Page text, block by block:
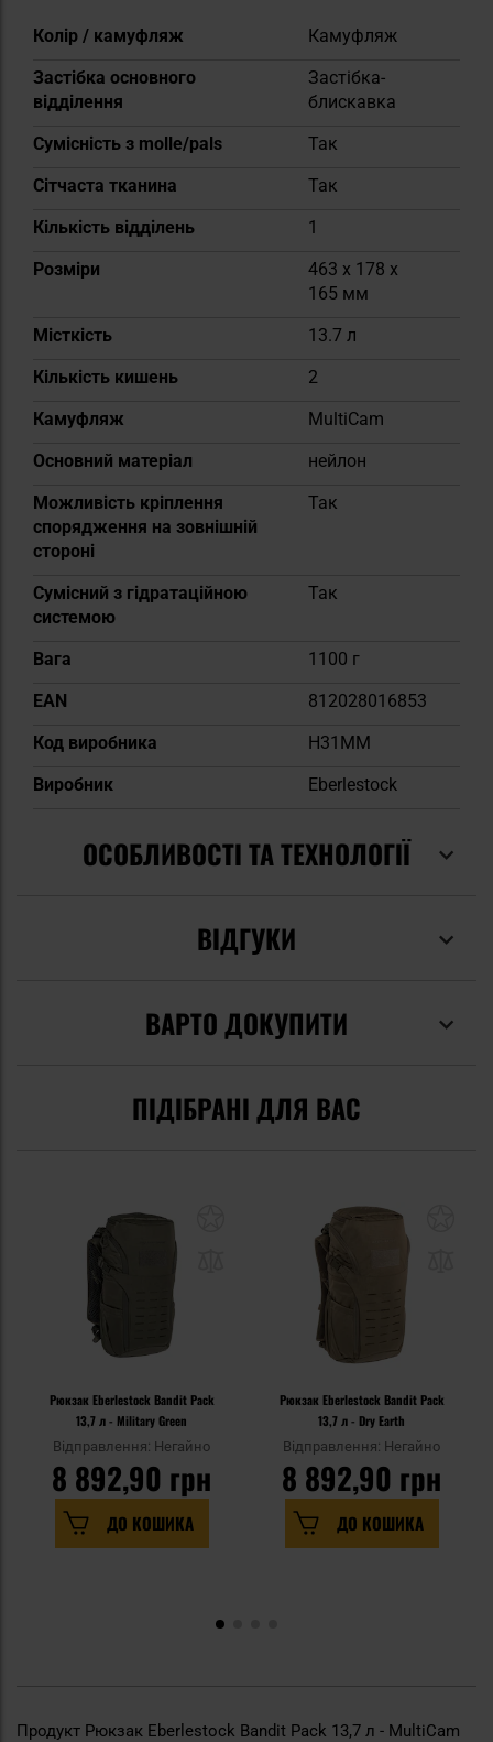
Докладніше
Колір / камуфляж
Камуфляж
Застібка основного
відділення
Застібка-
блискавка
Сумісність з molle/pals
Так
Сітчаста тканина
Так
Кількість відділень
1
Розміри
463 x 178 x
165 мм
Місткість
13.7 л
Кількість кишень
2
Камуфляж
MultiCam
Основний матеріал
нейлон
Можливість кріплення
спорядження на зовнішній
стороні
Так
Сумісний з гідратаційною
системою
Так
Вага
1100 г
EAN
812028016853
Код виробника
H31MM
Виробник
Eberlestock
ОСОБЛИВОСТІ ТА ТЕХНОЛОГІЇ
ВІДГУКИ
ВАРТО ДОКУПИТИ
ПІДІБРАНІ ДЛЯ ВАС
Рюкзак Eberlestock Bandit Pack
13,7 л - Military Green
Відправлення: Негайно
8 892,90 грн
ДО КОШИКА
Рюкзак Eberlestock Bandit Pack
13,7 л - Dry Earth
Відправлення: Негайно
8 892,90 грн
ДО КОШИКА
Продукт Рюкзак Eberlestock Bandit Pack 13,7 л - MultiCam